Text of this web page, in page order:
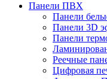
Панели ПВХ
Панели
Панели 3D
Панели
Реечные
Цифровая